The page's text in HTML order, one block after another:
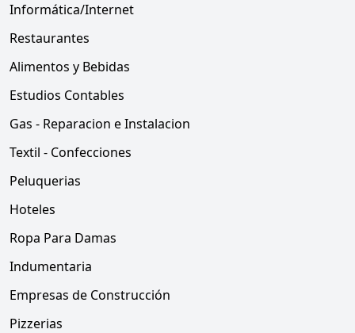
Informática/Internet
Restaurantes
Alimentos y Bebidas
Estudios Contables
Gas - Reparacion e Instalacion
Textil - Confecciones
Peluquerias
Hoteles
Ropa Para Damas
Indumentaria
Empresas de Construcción
Pizzerias